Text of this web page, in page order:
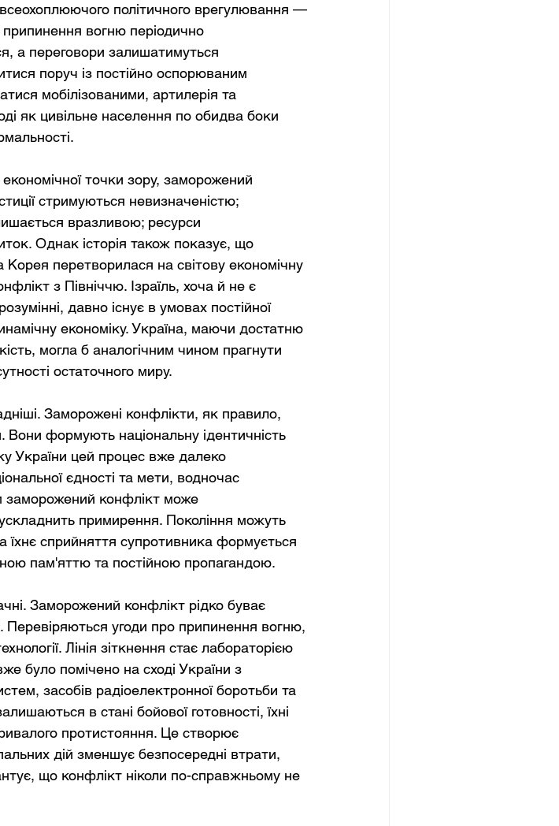
політичного врегулювання —
припинення вогню періодично
а переговори залишатимуться
поруч із постійно оспорюваним
мобілізованими, артилерія та
як цивільне населення по обидва боки
точки зору, заморожений
стримуються невизначеністю;
вразливою; ресурси
Однак історія також показує, що
перетворилася на світову економічну
з Північчю. Ізраїль, хоча й не є
давно існує в умовах постійної
економіку. Україна, маючи достатню
могла б аналогічним чином прагнути
остаточного миру.
Заморожені конфлікти, як правило,
формують національну ідентичність
України цей процес вже далеко
єдності та мети, водночас
заморожений конфлікт може
примирення. Покоління можуть
їхнє сприйняття супротивника формується
пам'яттю та постійною пропагандою.
Заморожений конфлікт рідко буває
угоди про припинення вогню,
Лінія зіткнення стає лабораторією
було помічено на сході України з
засобів радіоелектронної боротьби та
в стані бойової готовності, їхні
протистояння. Це створює
дій зменшує безпосередні втрати,
що конфлікт ніколи по-справжньому не